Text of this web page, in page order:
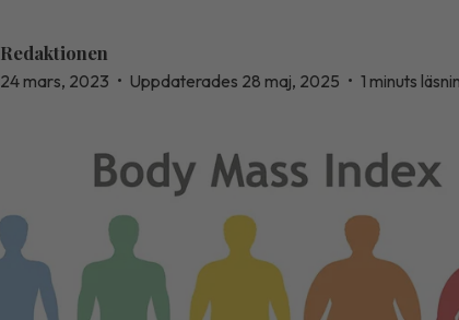
Redaktionen
24 mars, 2023 • Uppdaterades 28 maj, 2025 • 1 minuts